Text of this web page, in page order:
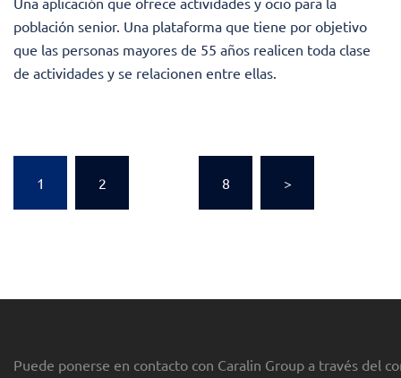
población senior. Una plataforma que tiene por objetivo
que las personas mayores de 55 años realicen toda clase
de actividades y se relacionen entre ellas.
entradas
1 2 8 >
Puede ponerse en contacto con Caralin Group a través del